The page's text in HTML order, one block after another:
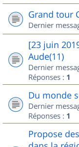
Grand tour
Dernier
[23 juin
Aude(11)
Dernier
Réponses : 1
Du monde
Dernier
Réponses : 1
Propose